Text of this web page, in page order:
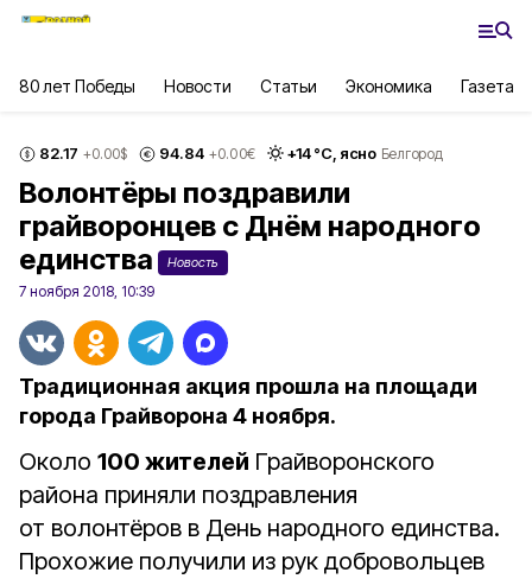
80 лет Победы Новости Статьи Экономика Газета
82.17 +0.00$ 94.84 +0.00€ +14°С, ясно Белгород
Волонтёры поздравили
грайворонцев с Днём народного
единства
Новость
7 ноября 2018, 10:39
Традиционная акция прошла на площади
города Грайворона 4 ноября.
Около 100 жителей Грайворонского
района приняли поздравления
от волонтёров в День народного единства.
Прохожие получили из рук добровольцев